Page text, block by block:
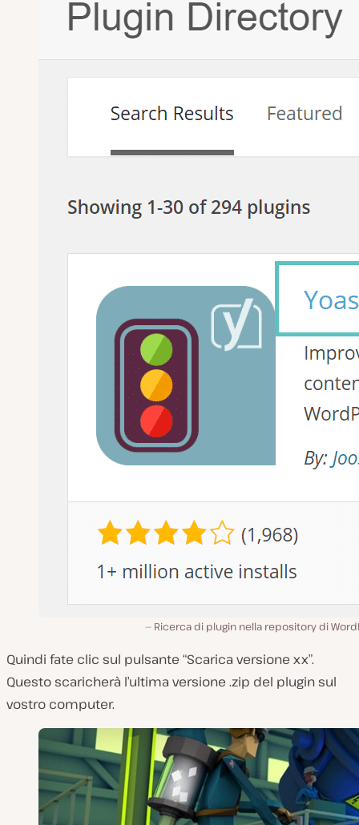
Ricerca di plugin nella repository di
Quindi fate clic sul pulsante “Scarica versione xx”.
Questo scaricherà l’ultima versione .zip del plugin sul
vostro computer.